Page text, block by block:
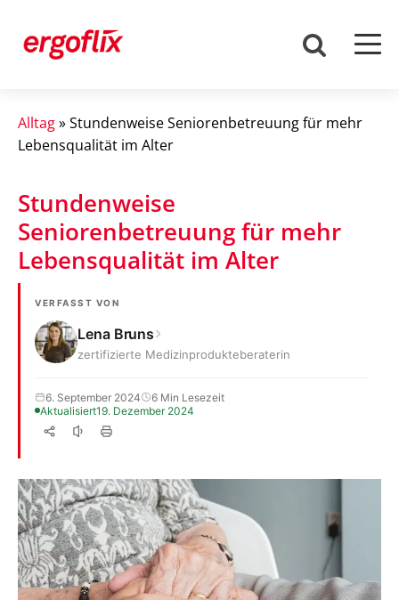
Alltag»Stundenweise Seniorenbetreuung für mehr
Lebensqualität im Alter
Stundenweise
Seniorenbetreuung für mehr
Lebensqualität im Alter
VERFASST VON
Lena Bruns
zertifizierte Medizinprodukteberaterin
6. September 2024
6 Min Lesezeit
Aktualisiert19. Dezember 2024